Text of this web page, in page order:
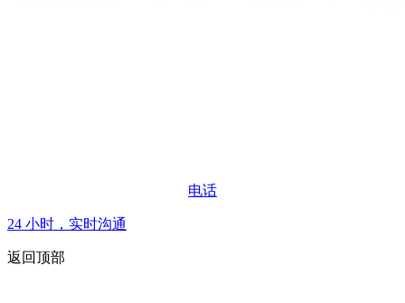
电话
24 小时，实时沟通
返回顶部